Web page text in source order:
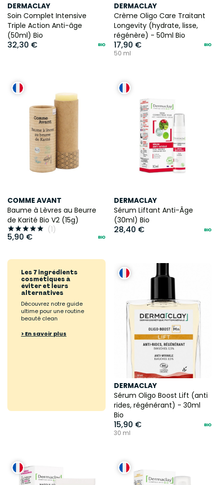
DERMACLAY
Soin Complet Intensive
Triple Action Anti-âge
(50ml) Bio
32,30 €
DERMACLAY
Crème Oligo Care Traitant
Longevity (hydrate, lisse,
régénère) - 50ml Bio
17,90 €
50 ml
COMME AVANT
Baume à Lèvres au Beurre
de Karité Bio V2 (15g)
 (1)
5,90 €
DERMACLAY
Sérum Liftant Anti-Âge
(30ml) Bio
28,40 €
Les 7 ingrédients
cosmétiques à
éviter et leurs
alternatives
Découvrez notre guide
ultime pour une routine
beauté clean
> En savoir plus
DERMACLAY
Sérum Oligo Boost Lift (anti
rides, régénérant) - 30ml
Bio
15,90 €
30 ml